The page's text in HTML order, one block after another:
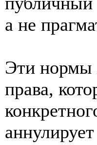
а не
Эти нормы
права,